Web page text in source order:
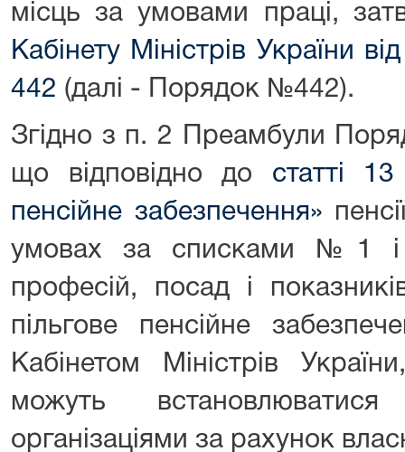
місць за умовами праці,
Кабінету Міністрів України
442 (далі - Порядок №442).
Згідно з п. 2 Преамбули
що відповідно до статті
пенсійне забезпечення»
умовах за списками №1 і
професій, посад і
пільгове пенсійне
Кабінетом Міністрів
можуть
організаціями за рахунок